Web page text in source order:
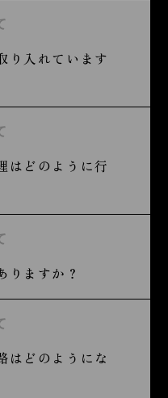
り入れています
はどのように行
りますか？
はどのようにな